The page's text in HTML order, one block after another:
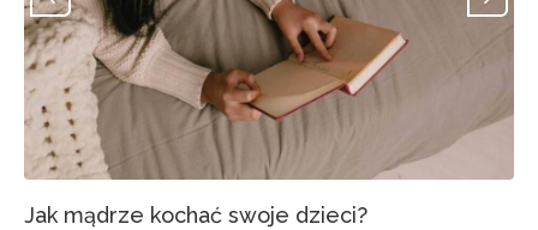
Jak mądrze kochać swoje dzieci?